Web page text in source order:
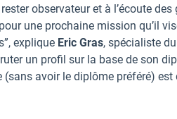
observateur et à l’écoute
une prochaine mission qu’il
explique Eric Gras, spécialiste
un profil sur la base de son
avoir le diplôme préféré) est